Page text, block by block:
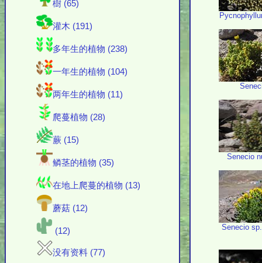
樹 (65)
灌木 (191)
多年生的植物 (238)
一年生的植物 (104)
两年生的植物 (11)
爬蔓植物 (28)
蕨 (15)
鳞茎的植物 (35)
在地上爬蔓的植物 (13)
蘑菇 (12)
(12)
没有资料 (77)
Senecio
Senecio